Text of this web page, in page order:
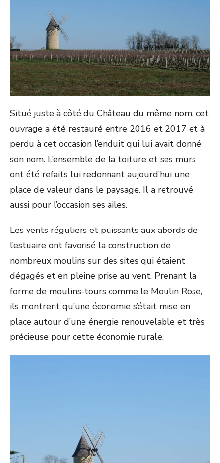
Situé juste à côté du Château du même nom, cet
ouvrage a été restauré entre 2016 et 2017 et à
perdu à cet occasion l’enduit qui lui avait donné
son nom. L’ensemble de la toiture et ses murs
ont été refaits lui redonnant aujourd’hui une
place de valeur dans le paysage. Il a retrouvé
aussi pour l’occasion ses ailes.
Les vents réguliers et puissants aux abords de
l’estuaire ont favorisé la construction de
nombreux moulins sur des sites qui étaient
dégagés et en pleine prise au vent. Prenant la
forme de moulins-tours comme le Moulin Rose,
ils montrent qu’une économie s’était mise en
place autour d’une énergie renouvelable et très
précieuse pour cette économie rurale.